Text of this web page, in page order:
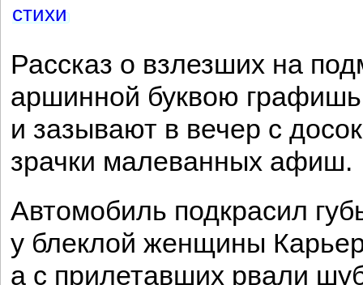
стихи
Рассказ о взлезших на
аршинной буквою
и зазывают в вечер с досок
зрачки малеванных афиш.
Автомобиль подкрасил
у блеклой женщины
а с прилетавших рвали